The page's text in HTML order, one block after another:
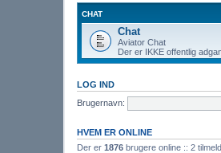
CHAT
Chat
Aviator Chat
Der er IKKE offentlig
LOG IND
Brugernavn:
HVEM ER ONLINE
Der er 1876 brugere online :: 2